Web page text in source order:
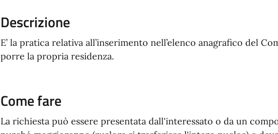
Descrizione
E’ la pratica relativa all’inserimento nell’elenco anagrafico del
porre la propria residenza.
Come fare
La richiesta può essere presentata dall'interessato o da un